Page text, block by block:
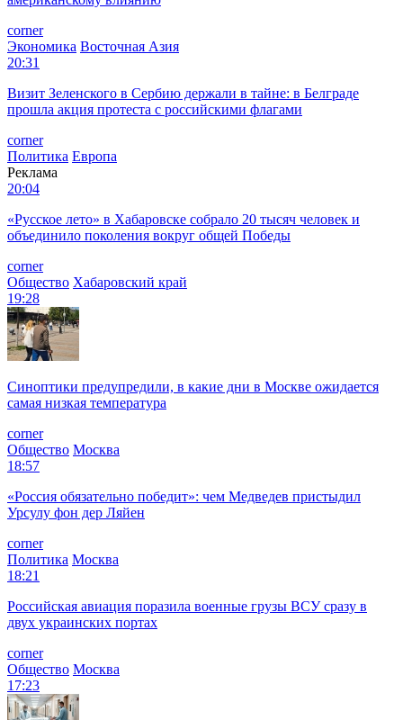
corner
Экономика Восточная Азия
20:31
Визит Зеленского в Сербию держали в тайне: в Белграде
прошла акция протеста с российскими флагами
corner
Политика Европа
Реклама
20:04
«Русское лето» в Хабаровске собрало 20 тысяч человек и
объединило поколения вокруг общей Победы
corner
Общество Хабаровский край
19:28
Синоптики предупредили, в какие дни в Москве ожидается
самая низкая температура
corner
Общество Москва
18:57
«Россия обязательно победит»: чем Медведев пристыдил
Урсулу фон дер Ляйен
corner
Политика Москва
18:21
Российская авиация поразила военные грузы ВСУ сразу в
двух украинских портах
corner
Общество Москва
17:23